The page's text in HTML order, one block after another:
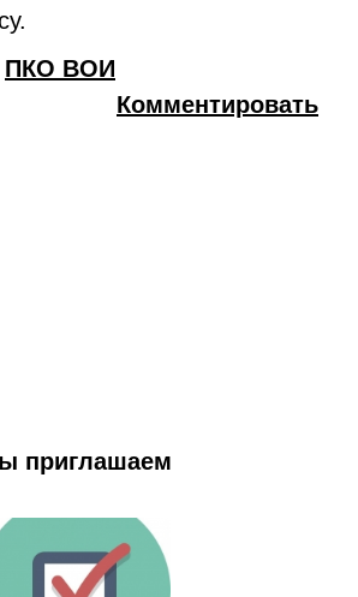
ПКО ВОИ
Комментировать
приглашаем